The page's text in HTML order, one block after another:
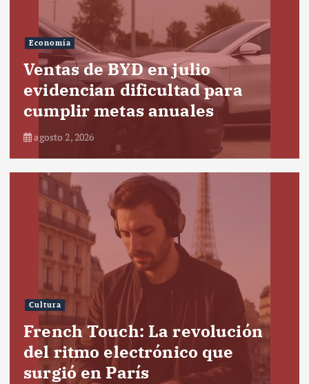
Economía
Ventas de BYD en julio
evidencian dificultad para
cumplir metas anuales
agosto 2, 2026
Cultura
French Touch: La revolución
del ritmo electrónico que
surgió en París